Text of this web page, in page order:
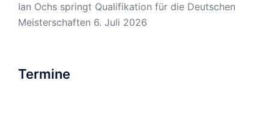
Ian Ochs springt Qualifikation für die Deutschen
Meisterschaften 6. Juli 2026
Termine